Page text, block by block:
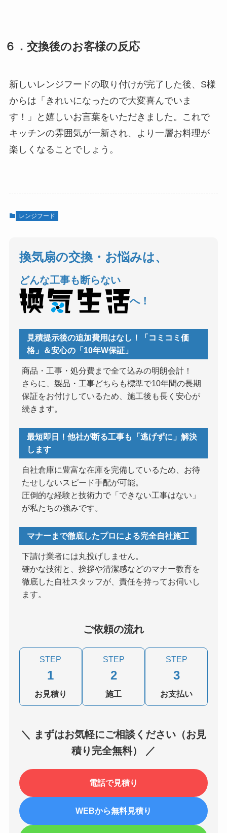
６．交換後のお客様の反応
新しいレンジフードの取り付けが完了した後、S様
からは「きれいになったので大変喜んでいま
す！」と嬉しいお言葉をいただきました。これで
キッチンの雰囲気が一新され、より一層お料理が
楽しくなることでしょう。
レンジフード
換気扇の交換・お悩みは、
どんな工事も断らない
へ！
見積提示後の追加費用はなし！「コミコミ価
格」＆安心の「10年W保証」
商品・工事・処分費まで全て込みの明朗会計！
さらに、製品・工事どちらも標準で10年間の長期
保証をお付けしているため、施工後も長く安心が
続きます。
最短即日！他社が断る工事も「逃げずに」解決
します
自社倉庫に豊富な在庫を完備しているため、お待
たせしないスピード手配が可能。
圧倒的な経験と技術力で「できない工事はない」
が私たちの強みです。
マナーまで徹底したプロによる完全自社施工
下請け業者には丸投げしません。
確かな技術と、挨拶や清潔感などのマナー教育を
徹底した自社スタッフが、責任を持ってお伺いし
ます。
ご依頼の流れ
STEP
1
お見積り
STEP
2
施工
STEP
3
お支払い
＼ まずはお気軽にご相談ください（お見
積り完全無料） ／
電話で見積り
WEBから無料見積り